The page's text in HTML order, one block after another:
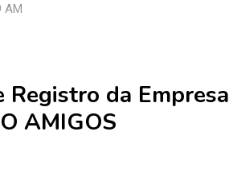
AM
Registro da Empresa
AMIGOS